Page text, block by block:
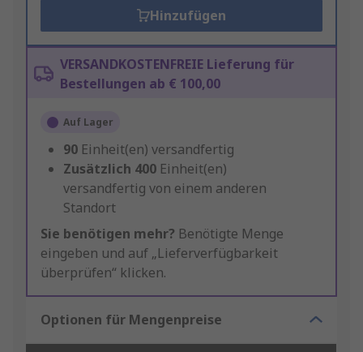
Hinzufügen
VERSANDKOSTENFREIE Lieferung für
Bestellungen ab € 100,00
Auf Lager
90 Einheit(en) versandfertig
Zusätzlich 400 Einheit(en)
versandfertig von einem anderen
Standort
Sie benötigen mehr? Benötigte Menge
eingeben und auf „Lieferverfügbarkeit
überprüfen“ klicken.
Optionen für Mengenpreise